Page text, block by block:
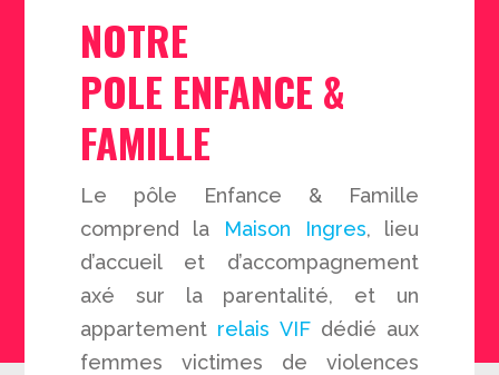
NOTRE
POLE ENFANCE &
FAMILLE
Le pôle Enfance & Famille
comprend la Maison Ingres, lieu
d’accueil et d’accompagnement
axé sur la parentalité, et un
appartement relais VIFdédié aux
femmes victimes de violences